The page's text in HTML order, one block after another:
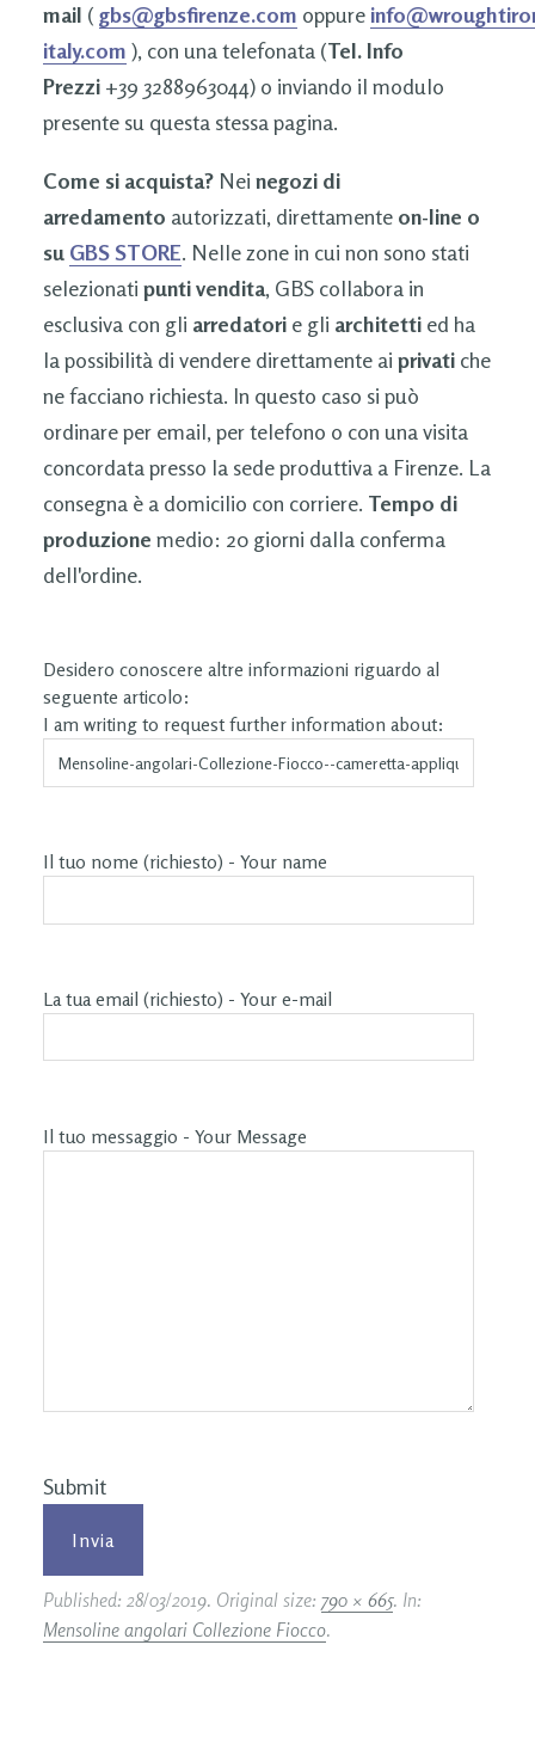
mail ( gbs@gbsfirenze.com oppure
italy.com ), con una telefonata (Tel. Info
Prezzi+39 3288963044) o inviando il modulo
presente su questa stessa pagina.
Come si acquista?Nei negozi di
arredamento autorizzati, direttamente on-line o
su GBS STORE. Nelle zone in cui non sono stati
selezionati punti vendita, GBS collabora in
esclusiva con gli arredatorie gli architettied ha
la possibilità di vendere direttamente ai privatiche
ne facciano richiesta. In questo caso si può
ordinare per email, per telefono o con una visita
concordata presso la sede produttiva a Firenze. La
consegna è a domicilio con corriere. Tempo di
produzione medio: 20 giorni dalla conferma
dell'ordine.
Desidero conoscere altre informazioni riguardo al
seguente articolo:
I am writing to request further information about:
Il tuo nome (richiesto) - Your name
La tua email (richiesto) - Your e-mail
Il tuo messaggio - Your Message
Submit
Published: 28/03/2019. Original size: 790 × 665. In:
Mensoline angolari Collezione Fiocco.